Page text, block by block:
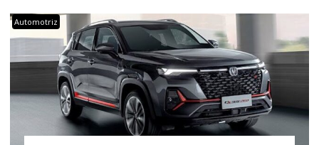
Automotriz